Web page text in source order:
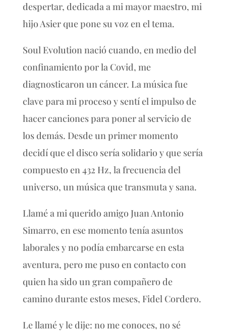
despertar, dedicada a mi mayor maestro, mi
hijo Asier que pone su voz en el tema.
Soul Evolution nació cuando, en medio del
confinamiento por la Covid, me
diagnosticaron un cáncer. La música fue
clave para mi proceso y sentí el impulso de
hacer canciones para poner al servicio de
los demás. Desde un primer momento
decidí que el disco sería solidario y que sería
compuesto en 432 Hz, la frecuencia del
universo, un música que transmuta y sana.
Llamé a mi querido amigo Juan Antonio
Simarro, en ese momento tenía asuntos
laborales y no podía embarcarse en esta
aventura, pero me puso en contacto con
quien ha sido un gran compañero de
camino durante estos meses, Fidel Cordero.
Le llamé y le dije: no me conoces, no sé